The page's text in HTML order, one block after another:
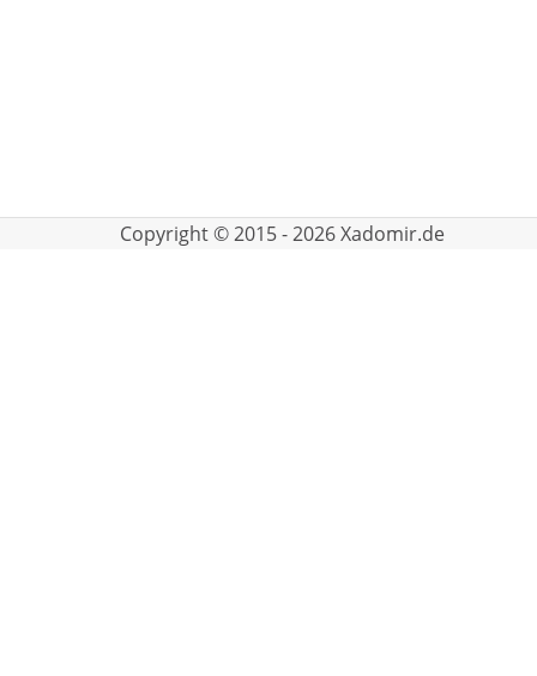
Copyright © 2015 - 2026 Xadomir.de